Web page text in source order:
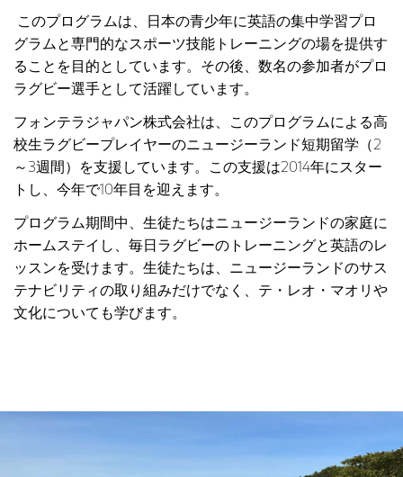
このプログラムは、日本の青少年に英語の集中学習プロ
グラムと専門的なスポーツ技能トレーニングの場を提供す
ることを目的としています。その後、数名の参加者がプロ
ラグビー選手として活躍しています。
フォンテラジャパン株式会社は、このプログラムによる高
校生ラグビープレイヤーのニュージーランド短期留学（2
～3週間）を支援しています。この支援は2014年にスター
トし、今年で10年目を迎えます。
プログラム期間中、生徒たちはニュージーランドの家庭に
ホームステイし、毎日ラグビーのトレーニングと英語のレ
ッスンを受けます。生徒たちは、ニュージーランドのサス
テナビリティの取り組みだけでなく、テ・レオ・マオリや
文化についても学びます。